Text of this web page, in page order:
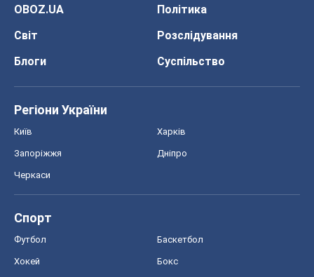
OBOZ.UA
Політика
Світ
Розслідування
Блоги
Суспільство
Регіони України
Київ Харків
Запоріжжя Дніпро
Черкаси
Спорт
Футбол Баскетбол
Хокей Бокс